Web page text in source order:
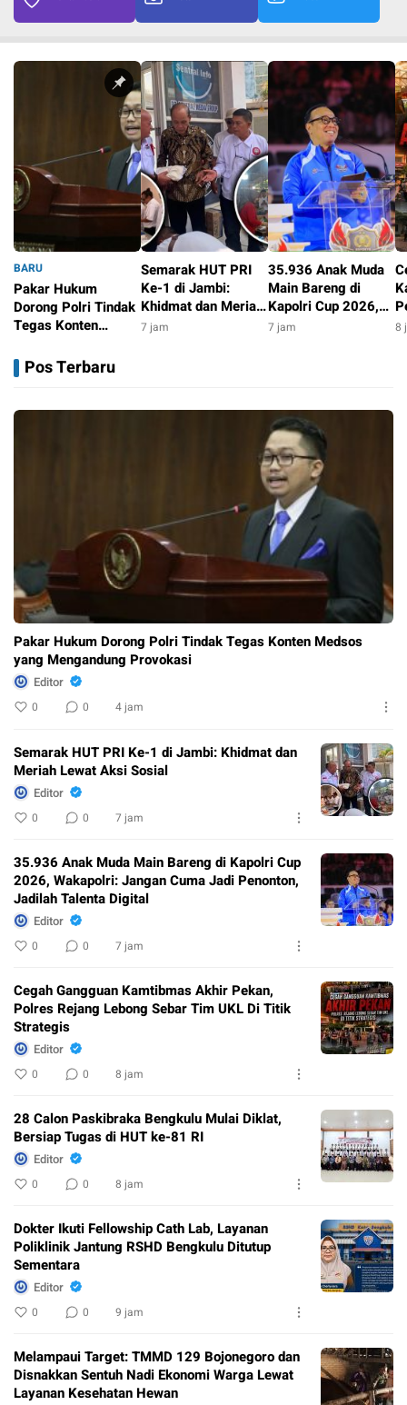
BARU
Pakar Hukum
Dorong Polri Tindak
Tegas Konten
Mengandung
Provokasi
Semarak HUT PRI
Ke-1 di Jambi:
Khidmat dan Meriah
Lewat Aksi Sosial
7 jam
35.936 Anak Muda
Main Bareng di
Kapolri Cup 2026,
Wakapolri: Jangan
7 jam 8
Pos Terbaru
Pakar Hukum Dorong Polri Tindak Tegas Konten Medsos
yang Mengandung Provokasi
Editor
0 0 4 jam
Semarak HUT PRI Ke-1 di Jambi: Khidmat dan
Meriah Lewat Aksi Sosial
Editor
0 0 7 jam
35.936 Anak Muda Main Bareng di Kapolri Cup
2026, Wakapolri: Jangan Cuma Jadi Penonton,
Jadilah Talenta Digital
Editor
0 0 7 jam
Cegah Gangguan Kamtibmas Akhir Pekan,
Polres Rejang Lebong Sebar Tim UKL Di Titik
Strategis
Editor
0 0 8 jam
28 Calon Paskibraka Bengkulu Mulai Diklat,
Bersiap Tugas di HUT ke-81 RI
Editor
0 0 8 jam
Dokter Ikuti Fellowship Cath Lab, Layanan
Poliklinik Jantung RSHD Bengkulu Ditutup
Sementara
Editor
0 0 9 jam
Melampaui Target: TMMD 129 Bojonegoro dan
Disnakkan Sentuh Nadi Ekonomi Warga Lewat
Layanan Kesehatan Hewan